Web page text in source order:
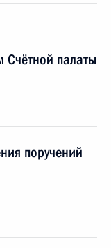
Счётной палаты
поручений